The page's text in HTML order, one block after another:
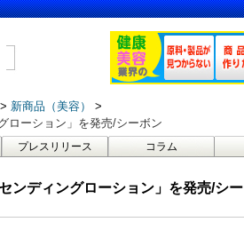
新商品（美容）
ローション」を発売/シーボン
プレスリリース コラム
ンディングローション」を発売/シー